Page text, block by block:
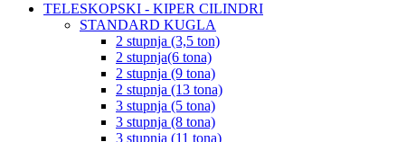
TELESKOPSKI - KIPER CILINDRI
STANDARD KUGLA
2 stupnja (3,5 ton)
2 stupnja(6 tona)
2 stupnja (9 tona)
2 stupnja (13 tona)
3 stupnja (5 tona)
3 stupnja (8 tona)
3 stupnja (11 tona)